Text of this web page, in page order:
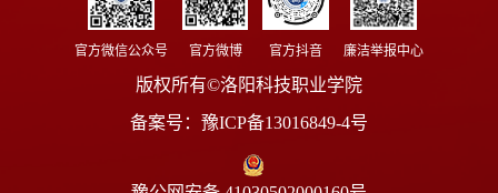
官方微信公众号 官方微博 官方抖音 廉洁举报中心
版权所有©洛阳科技职业学院
备案号： 豫ICP备13016849-4号